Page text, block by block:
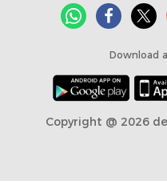
Download
Copyright @ 2026